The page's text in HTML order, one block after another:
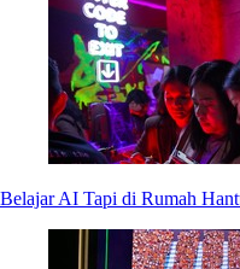
Belajar AI Tapi di Rumah